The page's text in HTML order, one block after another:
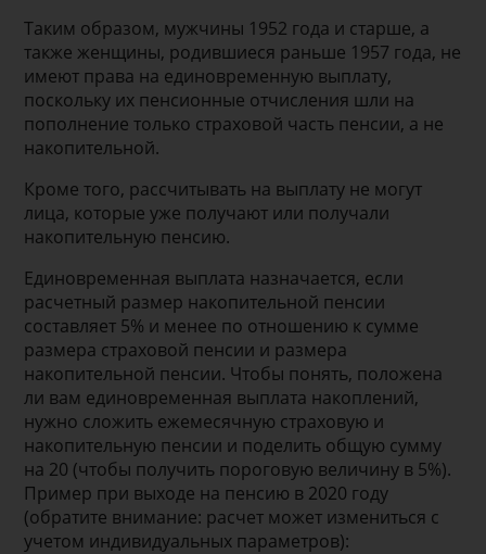
Таким образом, мужчины 1952 года и старше, а
также женщины, родившиеся раньше 1957 года, не
имеют права на единовременную выплату,
поскольку их пенсионные отчисления шли на
пополнение только страховой часть пенсии, а не
накопительной.
Кроме того, рассчитывать на выплату не могут
лица, которые уже получают или получали
накопительную пенсию.
Единовременная выплата назначается, если
расчетный размер накопительной пенсии
составляет 5% и менее по отношению к сумме
размера страховой пенсии и размера
накопительной пенсии. Чтобы понять, положена
ли вам единовременная выплата накоплений,
нужно сложить ежемесячную страховую и
накопительную пенсии и поделить общую сумму
на 20 (чтобы получить пороговую величину в 5%).
Пример при выходе на пенсию в 2020 году
(обратите внимание: расчет может измениться с
учетом индивидуальных параметров):